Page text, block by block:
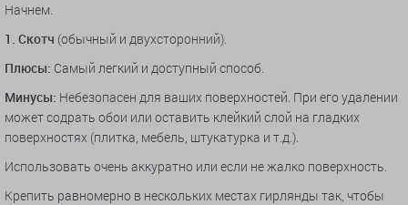
Начнем.
1. Скотч (обычный и двухсторонний).
Плюсы: Самый легкий и доступный способ.
Минусы: Небезопасен для ваших поверхностей. При его удалении
может содрать обои или оставить клейкий слой на гладких
поверхностях (плитка, мебель, штукатурка и т.д.).
Использовать очень аккуратно или если не жалко поверхность.
Крепить равномерно в нескольких местах гирлянды так, чтобы